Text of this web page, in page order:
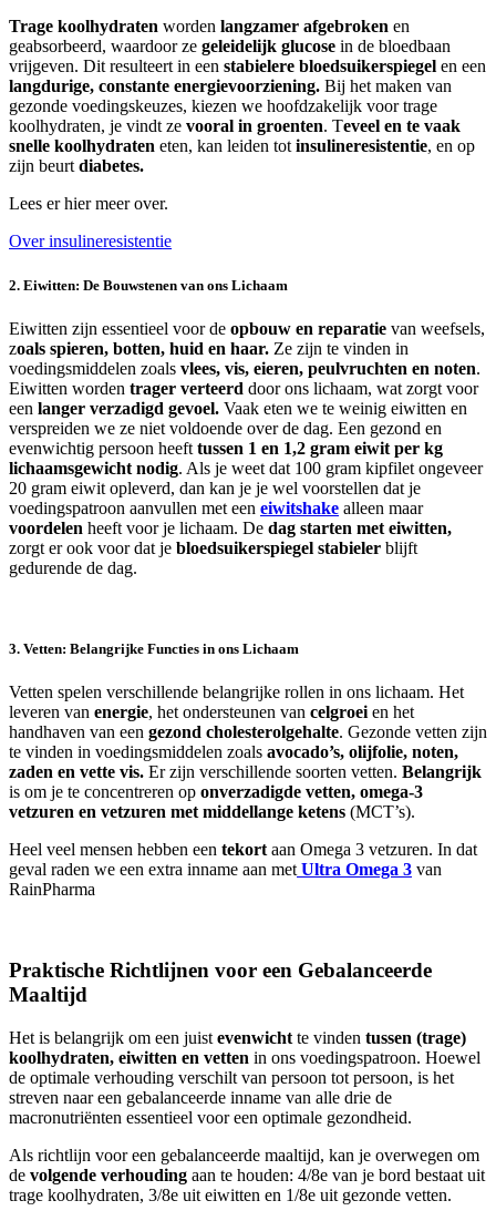
Trage koolhydraten worden langzamer afgebroken en
geabsorbeerd, waardoor ze geleidelijk glucose in de bloedbaan
vrijgeven. Dit resulteert in een stabielere bloedsuikerspiegel en een
langdurige, constante energievoorziening. Bij het maken van
gezonde voedingskeuzes, kiezen we hoofdzakelijk voor trage
koolhydraten, je vindt ze vooral in groenten. Teveel en te vaak
snelle koolhydraten eten, kan leiden totinsulineresistentie, en op
zijn beurtdiabetes.
Lees er hier meer over.
Over insulineresistentie
2. Eiwitten: De Bouwstenen van ons Lichaam
Eiwitten zijn essentieel voor de opbouw en reparatie van weefsels,
zoals spieren, botten, huid en haar. Ze zijn te vinden in
voedingsmiddelen zoals vlees, vis, eieren, peulvruchten en noten.
Eiwitten worden trager verteerd door ons lichaam, wat zorgt voor
een langer verzadigd gevoel. Vaak eten we te weinig eiwitten en
verspreiden we ze niet voldoende over de dag. Een gezond en
evenwichtig persoon heeft tussen 1 en 1,2 gram eiwit per kg
lichaamsgewicht nodig. Als je weet dat 100 gram kipfilet ongeveer
20 gram eiwit opleverd, dan kan je je wel voorstellen dat je
voedingspatroon aanvullen met een eiwitshake alleen maar
voordelen heeft voor je lichaam. De dag starten met eiwitten,
zorgt er ook voor dat je bloedsuikerspiegel stabieler blijft
gedurende de dag.
3. Vetten: Belangrijke Functies in ons Lichaam
Vetten spelen verschillende belangrijke rollen in ons lichaam. Het
leveren van energie, het ondersteunen van celgroei en het
handhaven van een gezond cholesterolgehalte. Gezonde vetten zijn
te vinden in voedingsmiddelen zoals avocado’s, olijfolie, noten,
zaden en vette vis. Er zijn verschillende soorten vetten. Belangrijk
is om je te concentreren op onverzadigde vetten, omega-3
vetzuren en vetzuren met middellange ketens (MCT’s).
Heel veel mensen hebben een tekort aan Omega 3 vetzuren. In dat
geval raden we een extra inname aan met Ultra Omega 3 van
RainPharma
Praktische Richtlijnen voor een Gebalanceerde
Maaltijd
Het is belangrijk om een juist evenwicht te vinden tussen (trage)
koolhydraten, eiwitten en vetten in ons voedingspatroon. Hoewel
de optimale verhouding verschilt van persoon tot persoon, is het
streven naar een gebalanceerde inname van alle drie de
macronutriënten essentieel voor een optimale gezondheid.
Als richtlijn voor een gebalanceerde maaltijd, kan je overwegen om
de volgende verhouding aan te houden: 4/8e van je bord bestaat uit
trage koolhydraten, 3/8e uit eiwitten en 1/8e uit gezonde vetten.